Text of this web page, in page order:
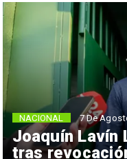
Joaquín Lavín
tras
NACIONAL 7 De